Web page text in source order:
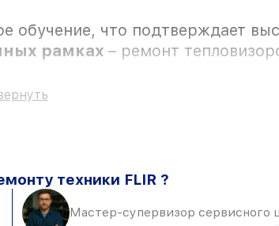
обучение, что подтверждает
рамках – ремонт
для тепловизоров FLIR
техники FLIR ?
Мастер-супервизор сервисного